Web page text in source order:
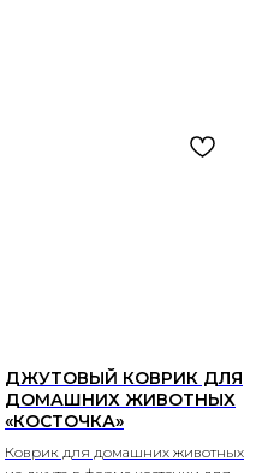
ДЖУТОВЫЙ КОВРИК ДЛЯ
ДОМАШНИХ ЖИВОТНЫХ
«КОСТОЧКА»
Коврик для домашних животных